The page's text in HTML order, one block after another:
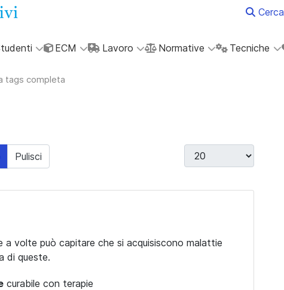
Cerca
ECM Lavoro Normative Tecniche
tags completa
Pulisci Visualizza #
a volte può capitare che si acquisiscono malattie
di queste.
curabile con terapie